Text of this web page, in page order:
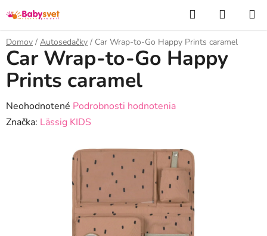
na
obsah
Hľadať
KOŠÍK
Domov / Autosedačky / Car Wrap-to-Go Happy Prints caramel
Car Wrap-to-Go Happy
Prints caramel
Priemerné
hodnotenie
Neohodnotené Podrobnosti hodnotenia
Značka: Lässig KIDS